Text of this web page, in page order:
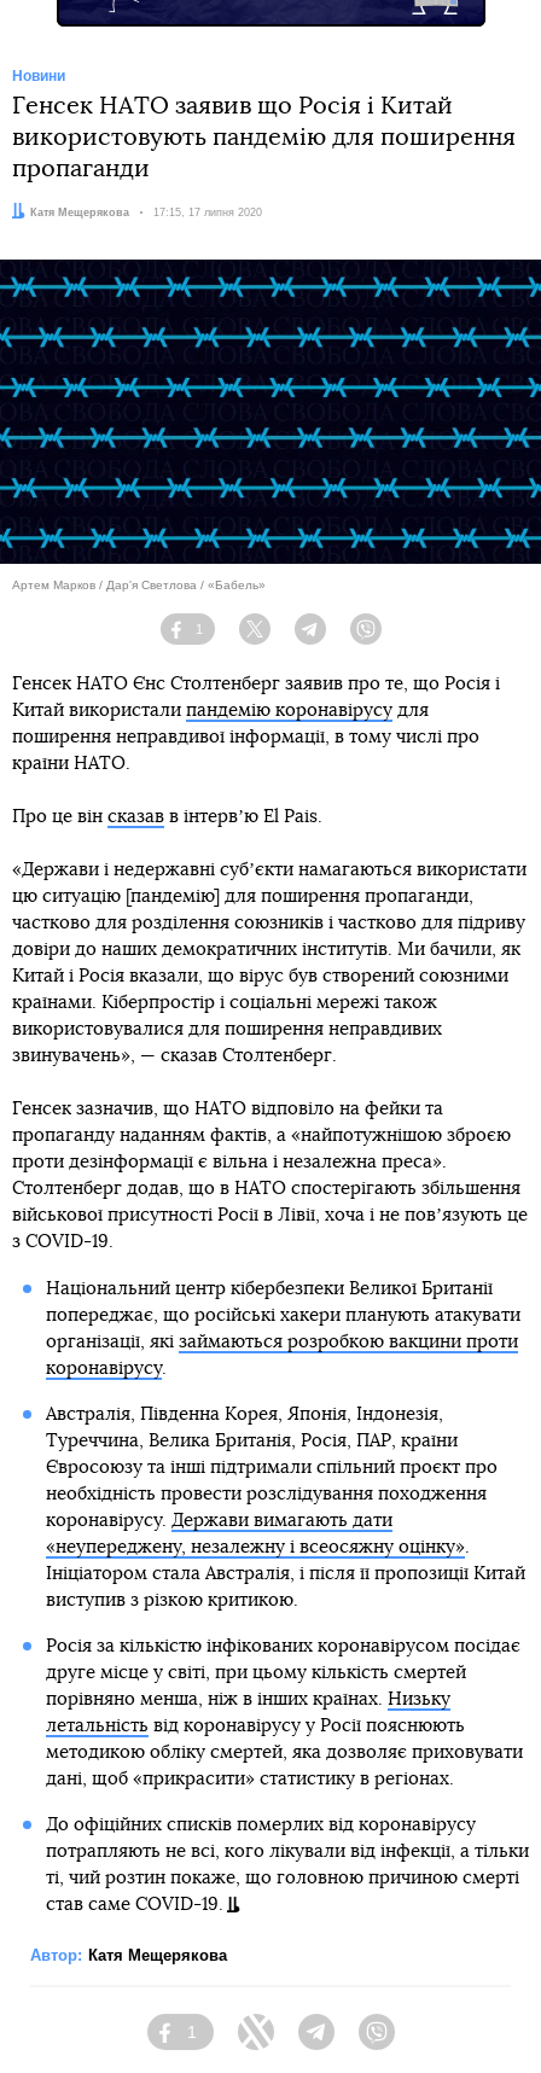
Новини
Генсек НАТО заявив що Росія і Китай
використовують пандемію для поширення
пропаганди
Автор:Катя Мещерякова Дата:
17:15, 17 липня 2020
Артем Марков / Дар'я Светлова / «Бабель»
Facebook
1
Twitter TelegramViber
Генсек НАТО Єнс Столтенберг заявив про те, що Росія і
Китай використали пандемію коронавірусу для
поширення неправдивої інформації, в тому числі про
країни НАТО.
Про це він сказав в інтервʼю El Pais.
«Держави і недержавні субʼєкти намагаються використати
цю ситуацію [пандемію] для поширення пропаганди,
частково для розділення союзників і частково для підриву
довіри до наших демократичних інститутів. Ми бачили, як
Китай і Росія вказали, що вірус був створений союзними
країнами. Кіберпростір і соціальні мережі також
використовувалися для поширення неправдивих
звинувачень», — сказав Столтенберг.
Генсек зазначив, що НАТО відповіло на фейки та
пропаганду наданням фактів, а «найпотужнішою зброєю
проти дезінформації є вільна і незалежна преса».
Столтенберг додав, що в НАТО спостерігають збільшення
військової присутності Росії в Лівії, хоча і не повʼязують це
з COVID-19.
Національний центр кібербезпеки Великої Британії
попереджає, що російські хакери планують атакувати
організації, які займаються розробкою вакцини проти
коронавірусу.
Австралія, Південна Корея, Японія, Індонезія,
Туреччина, Велика Британія, Росія, ПАР, країни
Євросоюзу та інші підтримали спільний проєкт про
необхідність провести розслідування походження
коронавірусу. Держави вимагають дати
«неупереджену, незалежну і всеосяжну оцінку».
Ініціатором стала Австралія, і після її пропозиції Китай
виступив з різкою критикою.
Росія за кількістю інфікованих коронавірусом посідає
друге місце у світі, при цьому кількість смертей
порівняно менша, ніж в інших країнах. Низьку
летальність від коронавірусу у Росії пояснюють
методикою обліку смертей, яка дозволяє приховувати
дані, щоб «прикрасити» статистику в регіонах.
До офіційних списків померлих від коронавірусу
потрапляють не всі, кого лікували від інфекції, а тільки
ті, чий розтин покаже, що головною причиною смерті
став саме COVID-19.
Автор: Катя Мещерякова
Facebook
1
Twitter Telegram